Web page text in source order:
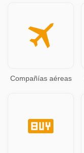
Compañías aéreas